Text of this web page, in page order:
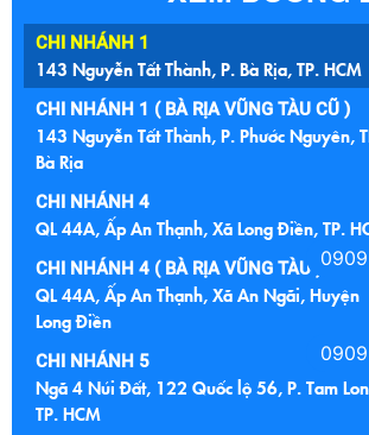
CHI NHÁNH 1
143 Nguyễn Tất Thành, P. Bà Rịa, TP. HCM
CHI NHÁNH 1 ( BÀ RỊA VŨNG TÀU CŨ )
143 Nguyễn Tất Thành, P. Phước Nguyên,
Bà Rịa
CHI NHÁNH 4
QL 44A, Ấp An Thạnh, Xã Long Điền, TP.
CHI NHÁNH 4 ( BÀ RỊA VŨNG TÀU )
QL 44A, Ấp An Thạnh, Xã An Ngãi, Huyện
Long Điền
CHI NHÁNH 5
Ngã 4 Núi Đất, 122 Quốc lộ 56, P. Tam
TP. HCM